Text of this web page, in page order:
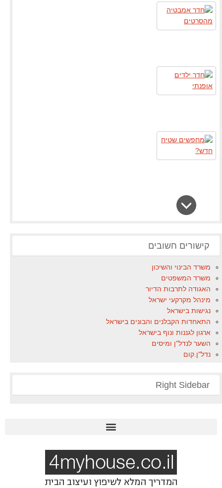
קישורים חשובים
משרד הבינוי והשיכון
משרד המשפטים
האגודה לתרבות הדיור
מינהל מקרקעי ישראל
נגישות בישראל
התאחדות הקבלנים והבונים בישראל
ארגון לגננות ונוף בישראל
השער לנדל"ן ומיסים
נדל"ן.קום
Right Sidebar